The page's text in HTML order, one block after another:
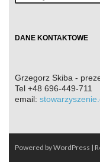
DANE KONTAKTOWE
Grzegorz Skiba -
Tel +48 696-449-711
email:
Powered by WordPress |